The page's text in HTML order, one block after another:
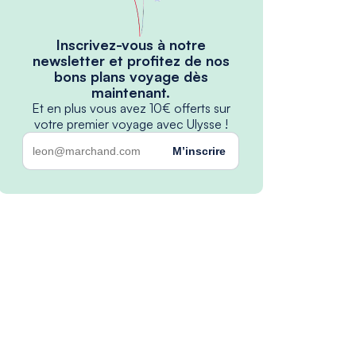
Inscrivez-vous à notre
newsletter et profitez de nos
bons plans voyage dès
maintenant.
Et en plus vous avez 10€ offerts sur
votre premier voyage avec Ulysse !
M’inscrire